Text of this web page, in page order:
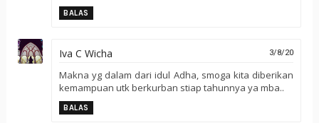
BALAS
Iva C Wicha 3/8/20
Makna yg dalam dari idul Adha, smoga kita diberikan
kemampuan utk berkurban stiap tahunnya ya mba..
BALAS